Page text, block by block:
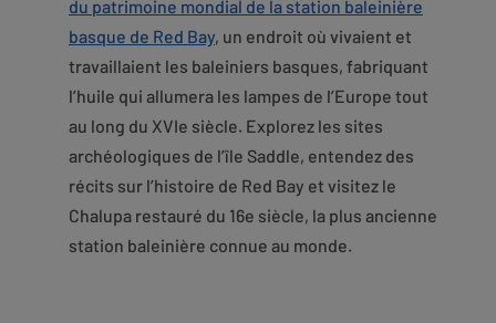
du patrimoine mondial de la station baleinière
basque de Red Bay, un endroit où vivaient et
travaillaient les baleiniers basques, fabriquant
l’huile qui allumera les lampes de l’Europe tout
au long du XVIe siècle. Explorez les sites
archéologiques de l’île Saddle, entendez des
récits sur l’histoire de Red Bay et visitez le
Chalupa restauré du 16e siècle, la plus ancienne
station baleinière connue au monde.